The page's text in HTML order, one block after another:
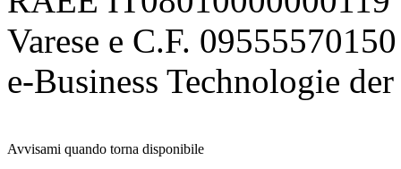
Varese e C.F. 09555570150
e-Business Technologie
Avvisami quando torna disponibile